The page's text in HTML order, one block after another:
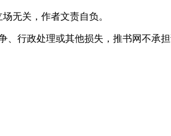
无关，作者文责自负。
行政处理或其他损失，推书网不承担